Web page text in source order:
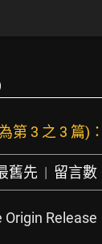
第 3 之 3 篇)：
舊先 | 留言數
Origin Release